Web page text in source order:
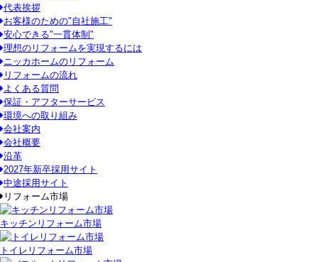
代表挨拶
お客様のための"自社施工"
安心できる"一貫体制"
理想のリフォームを実現するには
ニッカホームのリフォーム
リフォームの流れ
よくある質問
保証・アフターサービス
環境への取り組み
会社案内
会社概要
沿革
2027年新卒採用サイト
中途採用サイト
リフォーム市場
キッチンリフォーム市場
トイレリフォーム市場